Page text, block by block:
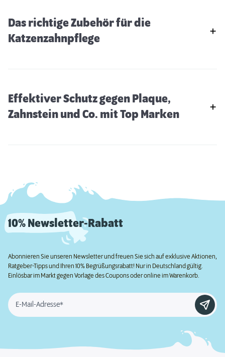
Das richtige Zubehör für die
Katzenzahnpflege
Effektiver Schutz gegen Plaque,
Zahnstein und Co. mit Top Marken
10% Newsletter-Rabatt
Abonnieren Sie unseren Newsletter und freuen Sie sich auf exklusive Aktionen,
Ratgeber-Tipps und Ihren 10% Begrüßungsrabatt! Nur in Deutschland gültig.
Einlösbar im Markt gegen Vorlage des Coupons oder online im Warenkorb.
E-Mail-Adresse*